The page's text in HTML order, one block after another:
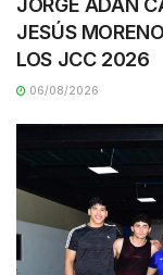
JORGE ADÁN
JESÚS
LOS JCC 2026
06/08/2026